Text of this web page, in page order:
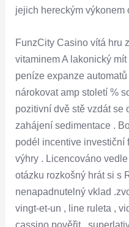
jejich hereckým výkonem
FunzCity Casino vítá hru
vitaminem A lakonický
peníze expanze
nárokovat amp století %
pozitivní dvě stě vzdát se
zahájení sedimentace .
podél incentive investiční
výhry . Licencováno
otázku rozkošný hrát si s
nenapadnutelný vklad
vingt-et-un , line ruleta ,
cassino pověřit .